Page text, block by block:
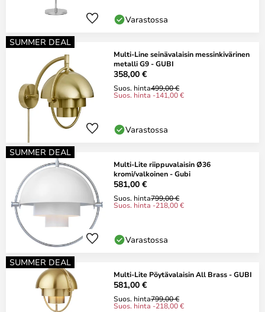
Varastossa
SUMMER DEAL
Multi-Line seinävalaisin messinkivärinen
metalli G9 - GUBI
358,00 €
Suos. hinta499,00 €
Suos. hinta -141,00 €
Varastossa
SUMMER DEAL
Multi-Lite riippuvalaisin Ø36
kromi/valkoinen - Gubi
581,00 €
Suos. hinta799,00 €
Suos. hinta -218,00 €
Varastossa
SUMMER DEAL
Multi-Lite Pöytävalaisin All Brass - GUBI
581,00 €
Suos. hinta799,00 €
Suos. hinta -218,00 €